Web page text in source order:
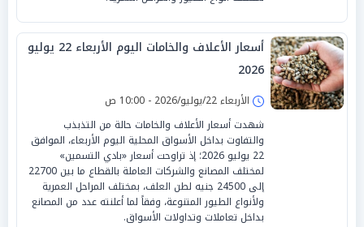
أسعار الأعلاف والخامات اليوم الأربعاء 22 يوليو
2026
الأربعاء 22/يوليو/2026 - 10:00 ص
شهدت أسعار الأعلاف والخامات حالة من التذبذب
والتفاوت بداخل الأسواق المحلية اليوم الأربعاء، الموافق
22 يوليو 2026؛ إذ تراوحت أسعار «بادي التسمين»
لمختلف المصانع والشركات العاملة بالقطاع ما بين 22700
إلى 24500 جنيه لطن العلف، بمختلف المراحل العمرية
ولأنواع الطيور المتنوعة، وفقاً لما أعلنته عدد من المصانع
بداخل تعاملات وتداولات الأسواق.